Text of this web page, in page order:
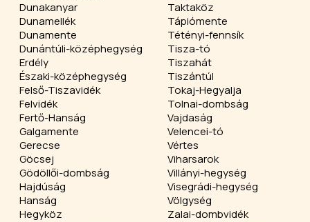
Dunakanyar
Dunamellék
Dunamente
Dunántúli-középhegység
Erdély
Északi-középhegység
Felső-Tiszavidék
Felvidék
Fertő-Hanság
Galgamente
Gerecse
Göcsej
Gödöllői-dombság
Hajdúság
Hanság
Hegyköz
Taktaköz
Tápiómente
Tétényi-fennsík
Tisza-tó
Tiszahát
Tiszántúl
Tokaj-Hegyalja
Tolnai-dombság
Vajdaság
Velencei-tó
Vértes
Viharsarok
Villányi-hegység
Visegrádi-hegység
Völgység
Zalai-dombvidék